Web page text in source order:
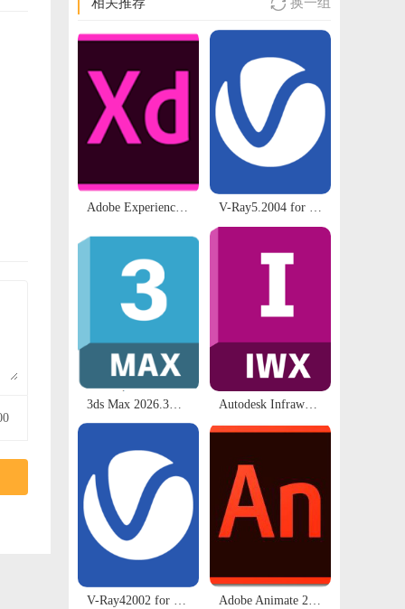

Adobe Experience Design v33.0.12【XD2020原型设计软件】中文直装破解版下载 V-Ray5.2004 for SU2017-2022 渲染器 安装包下载及安装教程
Autodesk Infraworks 2024.1.5 64位多国语言版下载地址整理完成
V-Ray42002 for SketchUp 支持SU 2016-2020 渲染器 安装包下载及安装教程 Adobe Animate 2017【An2017】中文破解版安装包免费下载及安装教程